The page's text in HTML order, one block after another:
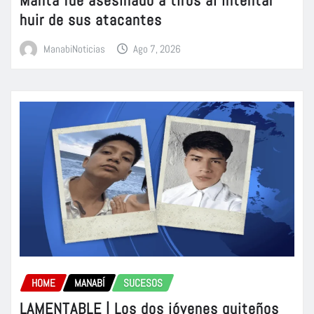
huir de sus atacantes
ManabiNoticias Ago 7, 2026
HOME MANABÍ SUCESOS
LAMENTABLE | Los dos jóvenes quiteños